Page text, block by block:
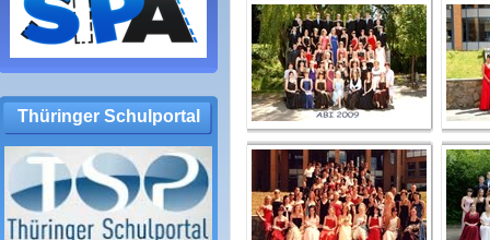
Thüringer Schulportal